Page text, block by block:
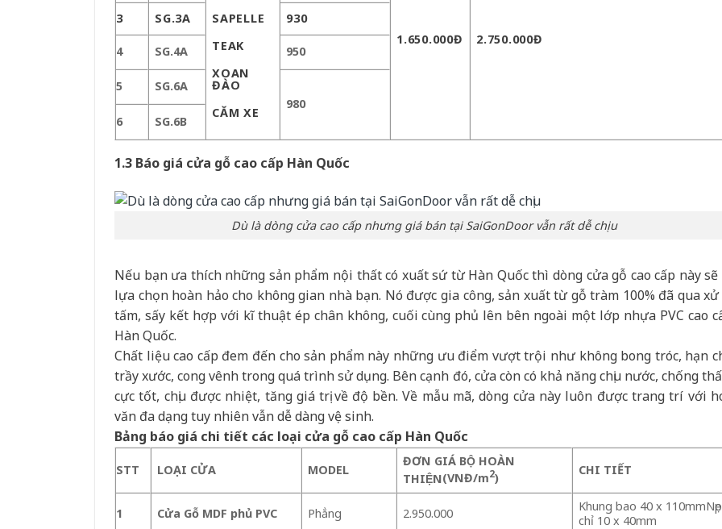
SAPELLE
TEAK
XOAN
ĐÀO
CĂM XE
1.650.000Đ 2.750.000Đ
3 SG.3A 930
4 SG.4A 950
5
SG.6A
980
6
SG.6B
1.3 Báo giá cửa gỗ cao cấp Hàn Quốc
Dù là dòng cửa cao cấp nhưng giá bán tại SaiGonDoor vẫn rất dễ chịu
Nếu bạn ưa thích những sản phẩm nội thất có xuất sứ từ Hàn Quốc thì dòng cửa gỗ cao cấp này sẽ
lựa chọn hoàn hảo cho không gian nhà bạn. Nó được gia công, sản xuất từ gỗ tràm 100% đã qua
tấm, sấy kết hợp với kĩ thuật ép chân không, cuối cùng phủ lên bên ngoài một lớp nhựa PVC cao
Hàn Quốc.
Chất liệu cao cấp đem đến cho sản phẩm này những ưu điểm vượt trội như không bong tróc, hạn
trầy xước, cong vênh trong quá trình sử dụng. Bên cạnh đó, cửa còn có khả năng chịu nước, chống
cực tốt, chịu được nhiệt, tăng giá trị về độ bền. Về mẫu mã, dòng cửa này luôn được trang trí với
văn đa dạng tuy nhiên vẫn dễ dàng vệ sinh.
Bảng báo giá chi tiết các loại cửa gỗ cao cấp Hàn Quốc
STT LOẠI CỬA MODEL
ĐƠN GIÁ BỘ HOÀN
THIỆN(VNĐ/m2)
CHI TIẾT
1 Cửa Gỗ MDF phủ PVC Phẳng 2.950.000
Khung bao 40 x 110mmNẹp
chỉ 10 x 40mm